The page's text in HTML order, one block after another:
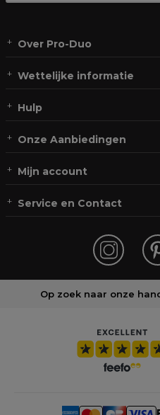
Over Pro-Duo
Wettelijke informatie
Hulp
Onze Aanbiedingen
Mijn account
Service en Contact
Op zoek naar onze